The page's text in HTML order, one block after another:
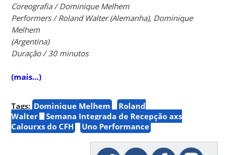
Coreografia / Dominique Melhem
Performers / Roland Walter (Alemanha), Dominique
Melhem
(Argentina)
Duração / 30 minutos
(mais…)
Tags: Dominique Melhem
Roland
Walter
Semana Integrada de Recepção axs
Calourxs do CFH
Uno Performance